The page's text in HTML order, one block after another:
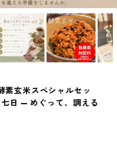
素玄米スペシャルセッ
日 — めぐって、調える